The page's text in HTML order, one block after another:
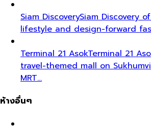
Siam DiscoverySiam Discovery
lifestyle and design-forward
Terminal 21 AsokTerminal 21
travel-themed mall on
MRT…
ห้างอื่นๆ